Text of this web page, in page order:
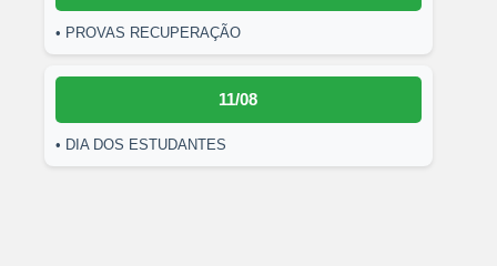
• PROVAS RECUPERAÇÃO
11/08
• DIA DOS ESTUDANTES